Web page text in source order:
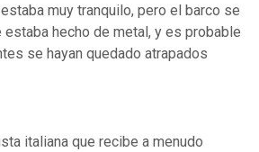
muy tranquilo, pero el barco se
estaba hecho de metal, y es probable
se hayan quedado atrapados
italiana que recibe a menudo